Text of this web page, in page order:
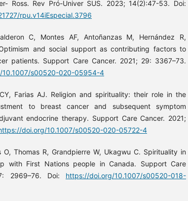
Ross. Rev Pró-Univer SUS. 2023; 14(2):47-53. Doi:
rpu.v14iEspecial.3796
C, Montes AF, Antoñanzas M, Hernández R,
and social support as contributing factors to
patients. Support Care Cancer. 2021; 29: 3367–73.
10.1007/s00520-020-05954-4
Farias AJ. Religion and spirituality: their role in the
to breast cancer and subsequent symptom
endocrine therapy. Support Care Cancer. 2021;
doi.org/10.1007/s00520-020-05722-4
O, Thomas R, Grandpierre W, Ukagwu C. Spirituality in
with First Nations people in Canada. Support Care
2969–76. Doi: https://doi.org/10.1007/s00520-018-